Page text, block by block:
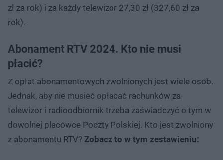
zł za rok) i za każdy telewizor 27,30 zł (327,60 zł za
rok).
Abonament RTV 2024. Kto nie musi
płacić?
Z opłat abonamentowych zwolnionych jest wiele osób.
Jednak, aby nie musieć opłacać rachunków za
telewizor i radioodbiornik trzeba zaświadczyć o tym w
dowolnej placówce Poczty Polskiej. Kto jest zwolniony
z abonamentu RTV? Zobacz to w tym zestawieniu: